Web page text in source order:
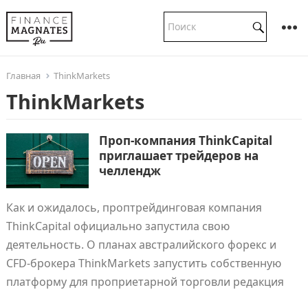
Главная ThinkMarkets
ThinkMarkets
Проп-компания ThinkCapital
приглашает трейдеров на
челлендж
Как и ожидалось, проптрейдинговая компания
ThinkCapital официально запустила свою
деятельность. О планах австралийского форекс и
CFD-брокера ThinkMarkets запустить собственную
платформу для проприетарной торговли редакция